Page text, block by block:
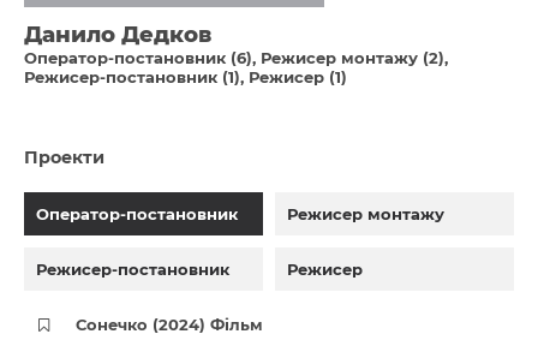
Данило Дедков
Оператор-постановник (6) Режисер монтажу (2)
Режисер-постановник (1) Режисер (1)
Проекти
Оператор-постановник Режисер монтажу
Режисер-постановник Режисер
Сонечко (2024) Фільм